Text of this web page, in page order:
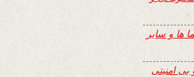
ها و سایر
امنیتی